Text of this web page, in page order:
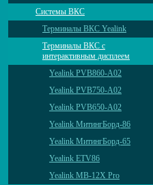
Системы ВКС
Терминалы ВКС Yealink
Терминалы ВКС с
интерактивным дисплеем
Yealink PVB860-A02
Yealink PVB750-A02
Yealink PVB650-A02
Yealink МитингБорд-86
Yealink МитингБорд-65
Yealink ETV86
Yealink MB-12X Pro